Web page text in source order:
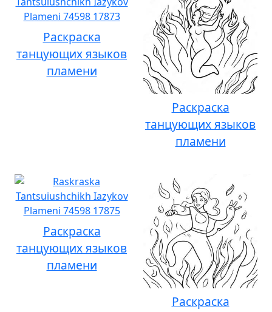
Раскраска
танцующих языков
пламени
Раскраска
танцующих языков
пламени
Раскраска
танцующих языков
пламени
Раскраска